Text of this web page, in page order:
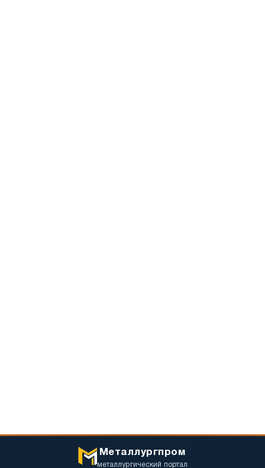
Металлургпром
металлургический портал